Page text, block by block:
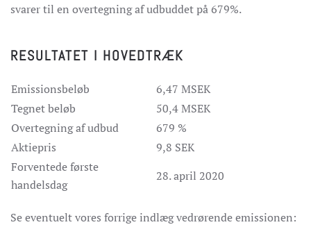
svarer til en overtegning af udbuddet på 679%.
RESULTATET I HOVEDTRÆK
Emissionsbeløb
6,47 MSEK
Tegnet beløb
50,4 MSEK
Overtegning af udbud
679 %
Aktiepris
9,8 SEK
Forventede første
handelsdag
28. april 2020
Se eventuelt vores forrige indlæg vedrørende emissionen: